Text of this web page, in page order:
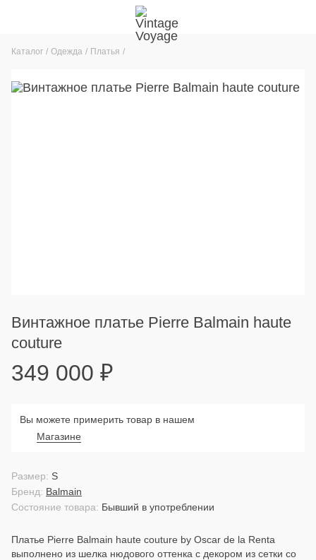
Каталог Одежда Платья
Винтажное платье Pierre Balmain haute
couture
349 000 ₽
Вы можете примерить товар в нашем
Магазине
Состояние товара: Бывший в употреблении
Бренд: Balmain
Размер: S
Платье Pierre Balmain haute couture by Oscar de la Renta
выполнено из шелка нюдового оттенка с декором из сетки со